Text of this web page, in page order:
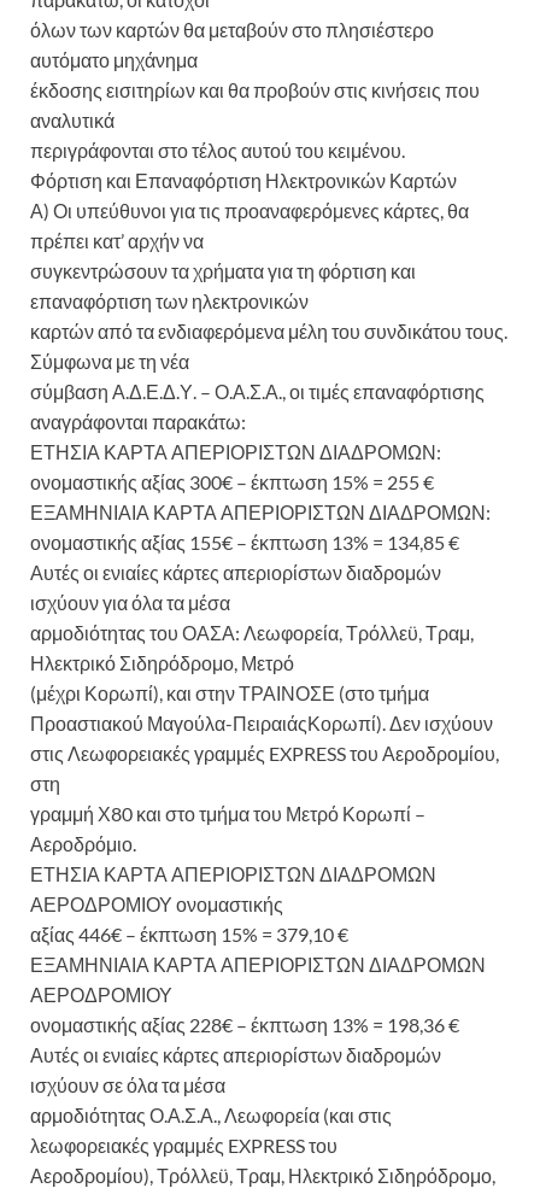
όλων των καρτών θα μεταβούν στο πλησιέστερο
αυτόματο μηχάνημα
έκδοσης εισιτηρίων και θα προβούν στις κινήσεις που
αναλυτικά
περιγράφονται στο τέλος αυτού του κειμένου.
Φόρτιση και Επαναφόρτιση Ηλεκτρονικών Καρτών
Α) Οι υπεύθυνοι για τις προαναφερόμενες κάρτες, θα
πρέπει κατ’ αρχήν να
συγκεντρώσουν τα χρήματα για τη φόρτιση και
επαναφόρτιση των ηλεκτρονικών
καρτών από τα ενδιαφερόμενα μέλη του συνδικάτου τους.
Σύμφωνα με τη νέα
σύμβαση Α.Δ.Ε.Δ.Υ. – Ο.Α.Σ.Α., οι τιμές επαναφόρτισης
αναγράφονται παρακάτω:
ΕΤΗΣΙΑ ΚΑΡΤΑ ΑΠΕΡΙΟΡΙΣΤΩΝ ΔΙΑΔΡΟΜΩΝ:
ονομαστικής αξίας 300€ – έκπτωση 15% = 255 €
ΕΞΑΜΗΝΙΑΙΑ ΚΑΡΤΑ ΑΠΕΡΙΟΡΙΣΤΩΝ ΔΙΑΔΡΟΜΩΝ:
ονομαστικής αξίας 155€ – έκπτωση 13% = 134,85 €
Αυτές οι ενιαίες κάρτες απεριορίστων διαδρομών
ισχύουν για όλα τα μέσα
αρμοδιότητας του ΟΑΣΑ: Λεωφορεία, Τρόλλεϋ, Τραμ,
Ηλεκτρικό Σιδηρόδρομο, Μετρό
(μέχρι Κορωπί), και στην ΤΡΑΙΝΟΣΕ (στο τμήμα
Προαστιακού Μαγούλα-ΠειραιάςΚορωπί). Δεν ισχύουν
στις Λεωφορειακές γραμμές EXPRESS του Αεροδρομίου,
στη
γραμμή Χ80 και στο τμήμα του Μετρό Κορωπί –
Αεροδρόμιο.
ΕΤΗΣΙΑ ΚΑΡΤΑ ΑΠΕΡΙΟΡΙΣΤΩΝ ΔΙΑΔΡΟΜΩΝ
ΑΕΡΟΔΡΟΜΙΟΥ ονομαστικής
αξίας 446€ – έκπτωση 15% = 379,10 €
ΕΞΑΜΗΝΙΑΙΑ ΚΑΡΤΑ ΑΠΕΡΙΟΡΙΣΤΩΝ ΔΙΑΔΡΟΜΩΝ
ΑΕΡΟΔΡΟΜΙΟΥ
ονομαστικής αξίας 228€ – έκπτωση 13% = 198,36 €
Αυτές οι ενιαίες κάρτες απεριορίστων διαδρομών
ισχύουν σε όλα τα μέσα
αρμοδιότητας Ο.Α.Σ.Α., Λεωφορεία (και στις
λεωφορειακές γραμμές EXPRESS του
Αεροδρομίου), Τρόλλεϋ, Τραμ, Ηλεκτρικό Σιδηρόδρομο,